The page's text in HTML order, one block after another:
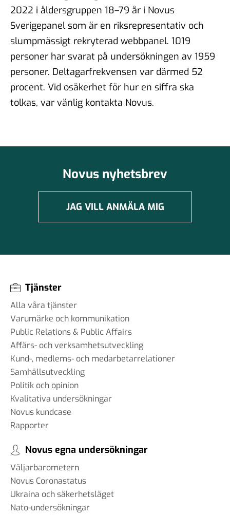
2022 i åldersgruppen 18–79 år i Novus
Sverigepanel som är en riksrepresentativ och
slumpmässigt rekryterad webbpanel. 1019
personer har svarat på undersökningen av 1959
personer. Deltagarfrekvensen var därmed 52
procent. Vid osäkerhet för hur en siffra ska
tolkas, var vänlig kontakta Novus.
Novus nyhetsbrev
JAG VILL ANMÄLA MIG
Tjänster
Alla våra tjänster
Varumärke och kommunikation
Public Relations & Public Affairs
Affärs- och verksamhetsutveckling
Kund-, medlems- och medarbetarrelationer
Samhällsutveckling
Politik och opinion
Kvalitativa undersökningar
Novus kundcase
Rapporter
Novus egna undersökningar
Väljarbarometern
Novus Coronastatus
Ukraina och säkerhetsläget
Nato-undersökningar